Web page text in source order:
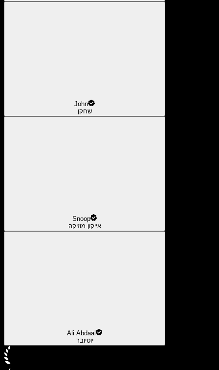
John
שחקן
Snoop
אייקון מוזיקה
Ali Abdaal
יוטיובר